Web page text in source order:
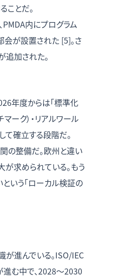
とだ。
内にプログラム
会が設置された [5]。さ
追加された。
年度からは「標準化
ーク）・リアルワール
て確立する段階だ。
の整備だ。欧州と違い
求められている。もう
いう「ローカル検証の
が進んでいる。ISO/IEC
進む中で、2028〜2030